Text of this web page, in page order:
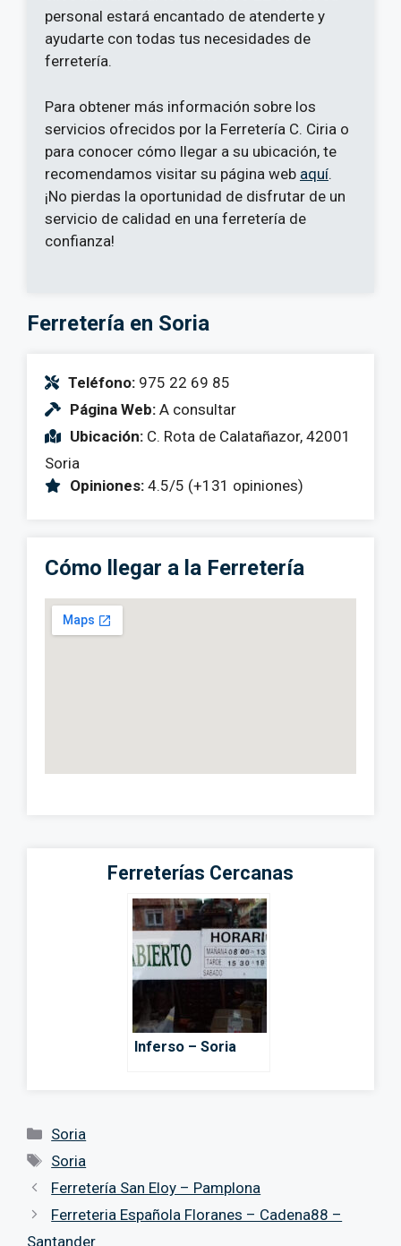
personal estará encantado de atenderte y
ayudarte con todas tus necesidades de
ferretería.
Para obtener más información sobre los
servicios ofrecidos por la Ferretería C. Ciria o
para conocer cómo llegar a su ubicación, te
recomendamos visitar su página web aquí.
¡No pierdas la oportunidad de disfrutar de un
servicio de calidad en una ferretería de
confianza!
Ferretería en Soria
Teléfono: 975 22 69 85
Página Web: A consultar
Ubicación: C. Rota de Calatañazor, 42001
Soria
Opiniones: 4.5/5 (+131 opiniones)
Cómo llegar a la Ferretería
Ferreterías Cercanas
Inferso – Soria
Categorías
Soria
Etiquetas
Soria
Ferretería San Eloy – Pamplona
Ferreteria Española Floranes – Cadena88 –
Santander